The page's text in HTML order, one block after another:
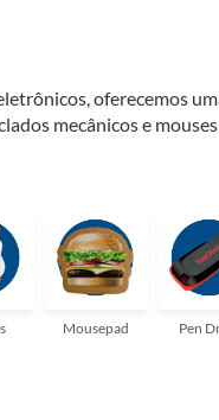
oferecemos
mecânicos e
única de
Mousepad Pen